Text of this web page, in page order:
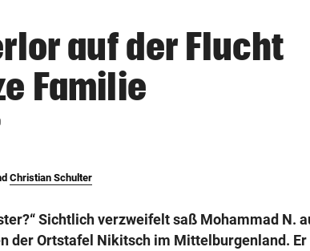
KG 2026
auf der Flucht
Familie
Christian Schulter
Sichtlich verzweifelt saß Mohammad N.
der Ortstafel Nikitsch im Mittelburgenland. Er